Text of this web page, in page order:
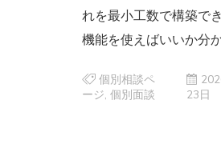
れを最小工数で構築で
機能を使えばいいか分
個別相談ペ
ージ 個別面談
23日